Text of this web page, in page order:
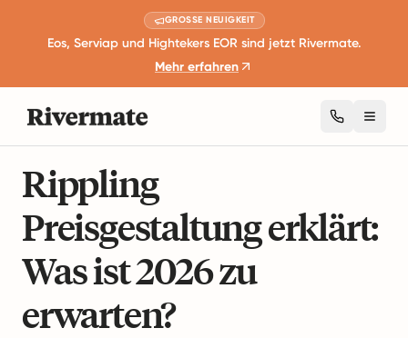
GROSSE NEUIGKEIT
Eos, Serviap und Hightekers EOR sind jetzt Rivermate.
Mehr erfahren
Rippling
Preisgestaltung erklärt:
Was ist 2026 zu
erwarten?